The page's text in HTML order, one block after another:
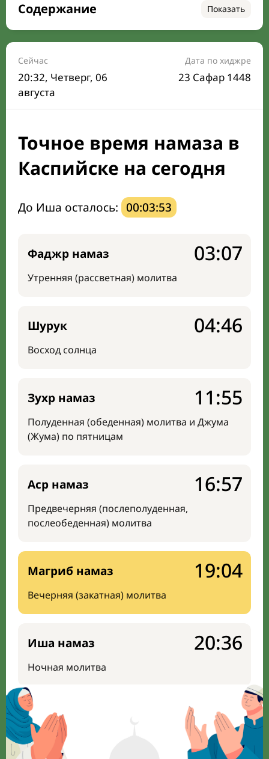
Содержание Показать
Время намаза на сегодня
Расписание на месяц
Время Сухура и Ифтара на сегодня
Календарь рамадана
Мечети и молельные комнаты
Направление киблы
Сейчас
20:32, Четверг, 06
августа
Дата по хиджре
23 Сафар 1448
Точное время намаза в
Каспийске на сегодня
До Иша осталось: 00:03:52
Фаджр намаз
Утренняя (рассветная) молитва
03:07
Шурук
Восход солнца
04:46
Зухр намаз
Полуденная (обеденная) молитва и Джума
(Жума) по пятницам
11:55
Аср намаз
Предвечерняя (послеполуденная,
послеобеденная) молитва
16:57
Магриб намаз
Вечерняя (закатная) молитва
19:04
Иша намаз
Ночная молитва
20:36